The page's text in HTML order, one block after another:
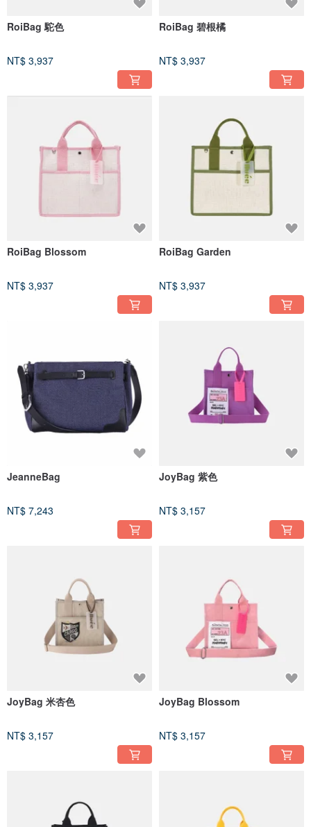
RoiBag 駝色
NT$ 3,937
RoiBag 碧根橘
NT$ 3,937
RoiBag Blossom
NT$ 3,937
RoiBag Garden
NT$ 3,937
JeanneBag
NT$ 7,243
JoyBag 紫色
NT$ 3,157
JoyBag 米杏色
NT$ 3,157
JoyBag Blossom
NT$ 3,157